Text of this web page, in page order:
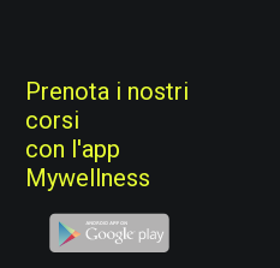
Prenota i nostri
corsi
con l'app
Mywellness